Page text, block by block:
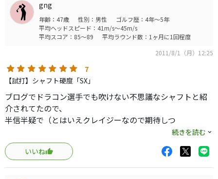
gng
年齢：47歳 性別：男性
ゴルフ歴：4年～5年
平均ヘッドスピード：41m/s～45m/s
平均スコア：85～89
平均ラウンド数：1ヶ月に1回程度
2011/8/1（月）12:25
7
【試打】シャフト硬度「SX」
ブログでドラコン選手でも吹けない不思議なシャフトと紹
介されてたので、
半信半疑で（とはいえクレイジーなので期待しつ
これヤバいです！
続きを読む
いいね